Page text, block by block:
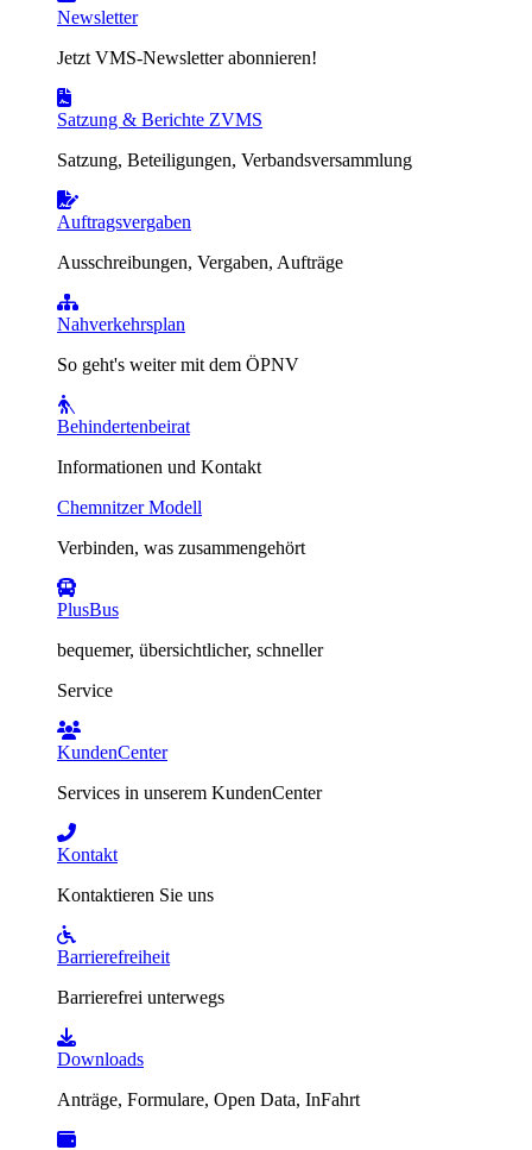
Newsletter
Jetzt VMS-Newsletter abonnieren!
Satzung & Berichte ZVMS
Satzung, Beteiligungen, Verbandsversammlung
Auftragsvergaben
Ausschreibungen, Vergaben, Aufträge
Nahverkehrsplan
So geht's weiter mit dem ÖPNV
Behindertenbeirat
Informationen und Kontakt
Chemnitzer Modell
Verbinden, was zusammengehört
PlusBus
bequemer, übersichtlicher, schneller
Service
KundenCenter
Services in unserem KundenCenter
Kontakt
Kontaktieren Sie uns
Barrierefreiheit
Barrierefrei unterwegs
Downloads
Anträge, Formulare, Open Data, InFahrt